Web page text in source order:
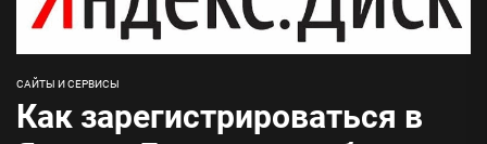
САЙТЫ И СЕРВИСЫ
Как зарегистрироваться в